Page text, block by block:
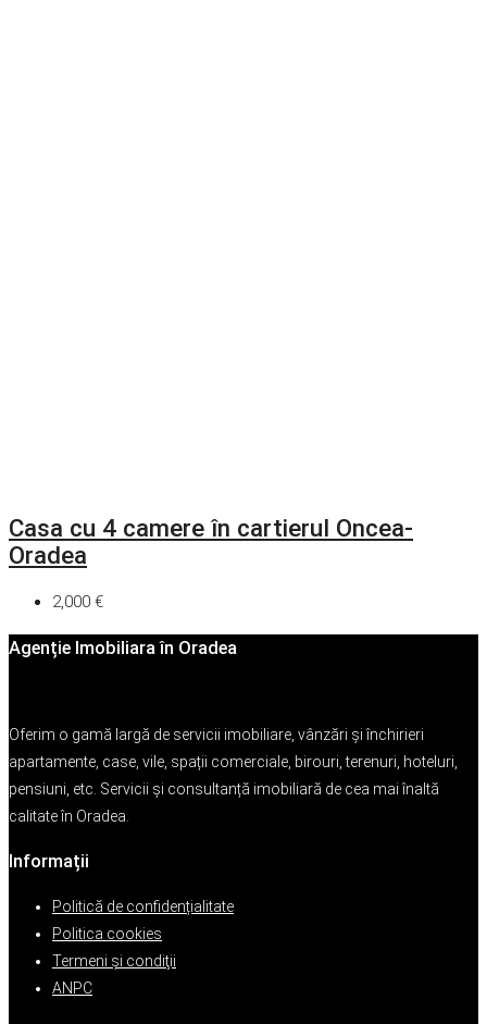
Casa cu 4 camere în cartierul Oncea-
Oradea
2,000 €
Agenție Imobiliara în Oradea
Oferim o gamă largă de servicii imobiliare, vânzări și închirieri
apartamente, case, vile, spații comerciale, birouri, terenuri, hoteluri,
pensiuni, etc. Servicii și consultanță imobiliară de cea mai înaltă
calitate în Oradea.
Informații
Politică de confidențialitate
Politica cookies
Termeni şi condiţii
ANPC